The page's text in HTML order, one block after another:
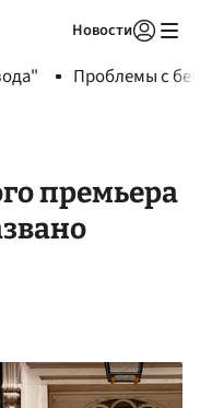
Новости
Проблемы с
премьера